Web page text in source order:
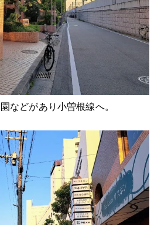
などがあり小曽根線へ。